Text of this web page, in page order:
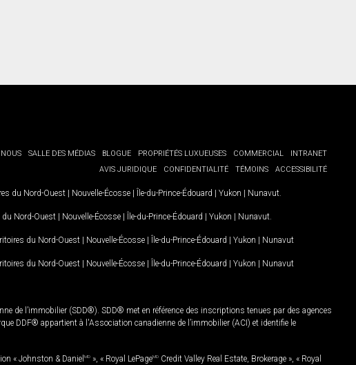
SALLE DES MÉDIAS BLOGUE PROPRIÉTÉS LUXUEUSES COMMERCIAL
INTRANET
AVIS JURIDIQUE
CONFIDENTIALITÉ TÉMOINS ACCESSIBILITÉ
du Nord-Ouest | Nouvelle-Écosse | Île-du-Prince-Édouard | Yukon | Nunavut
du Nord-Ouest | Nouvelle-Écosse | Île-du-Prince-Édouard | Yukon | Nunavut
du Nord-Ouest | Nouvelle-Écosse | Île-du-Prince-Édouard | Yukon | Nunavut
du Nord-Ouest | Nouvelle-Écosse | Île-du-Prince-Édouard | Yukon | Nunavut
de l’immobilier (SDD®). SDD® met en référence des inscriptions tenues par des agences
DDF® appartient à l'Association canadienne de l’immobilier (ACI) et identifie le
« Johnston & Daniel MD », « Royal LePageMD Credit Valley Real Estate, Brokerage », « Royal